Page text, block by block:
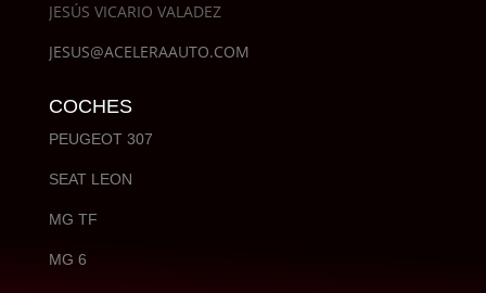
JESÚS VICARIO VALADEZ
JESUS@ACELERAAUTO.COM
COCHES
PEUGEOT 307
SEAT LEON
MG TF
MG 6